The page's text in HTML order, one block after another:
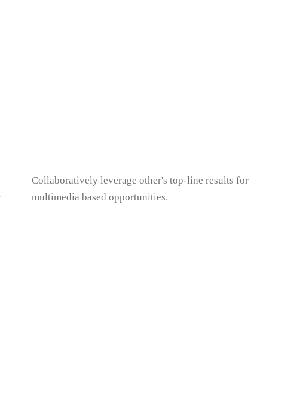
Collaboratively leverage other's top-line results for
multimedia based opportunities.